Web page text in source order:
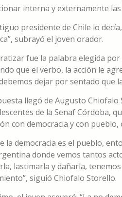
interna y externamente
presidente de Chile lo
subrayó el joven orador.
fue la palabra elegida
que el verbo, la acción le
dejar por sentado que
llegó de Augusto
de la Senaf Córdoba,
con democracia y con pueblo,
la democracia es el pueblo,
donde vemos tantos
lastimarla y dañarla,
siguió Chiofalo Storello.